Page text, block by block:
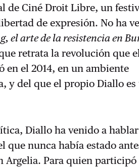
de Ciné Droit Libre, un
de expresión. No ha
el arte de la resistencia en
retrata la revolución que el
el 2014, en un ambiente
y del que el propio Diallo es
Diallo ha venido a
que nunca había estado
Argelia. Para quien participó